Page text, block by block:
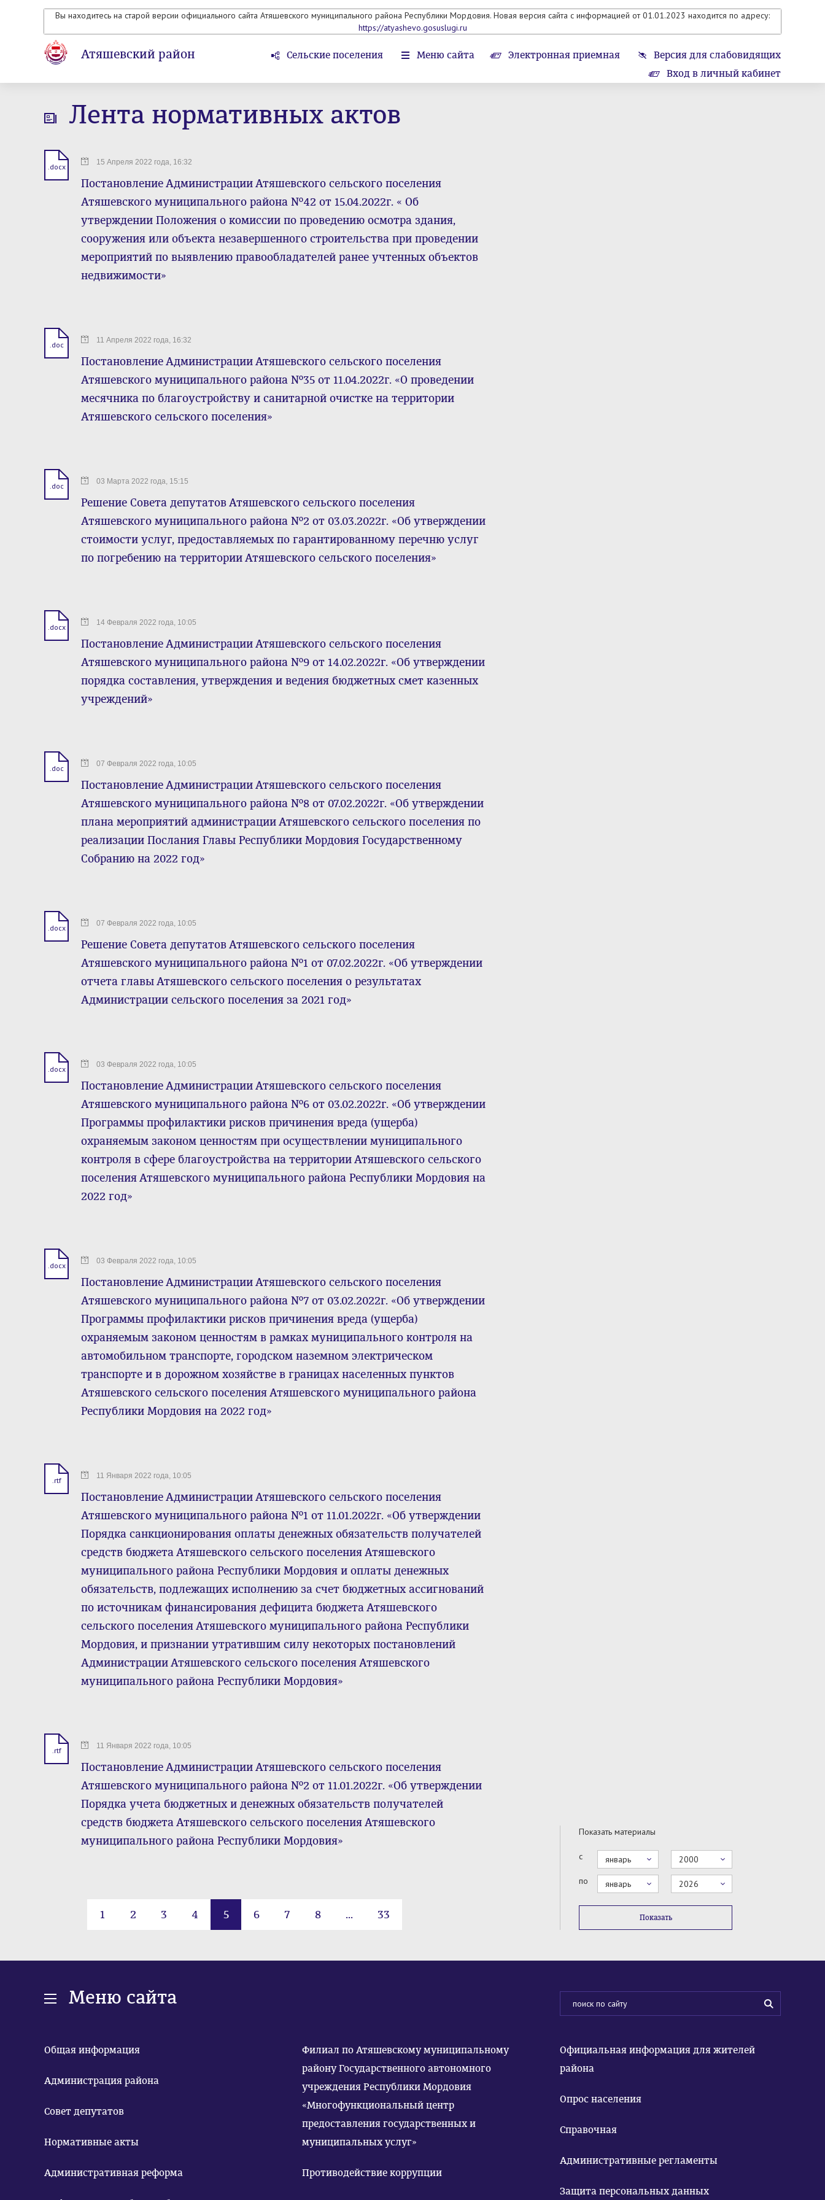
Вы находитесь на старой версии официального сайта Атяшевского муниципального района Республики Мордовия. Новая версия сайта с информацией от 01.01.2023 находится по адресу:
https://atyashevo.gosuslugi.ru
Атяшевский район Сельские поселения Меню сайта Электронная приемная
Версия для слабовидящих
Вход в личный кабинет
Лента нормативных актов
.docx 15 Апреля 2022 года, 16:32
Постановление Администрации Атяшевского сельского поселения
Атяшевского муниципального района №42 от 15.04.2022г. « Об
утверждении Положения о комиссии по проведению осмотра здания,
сооружения или объекта незавершенного строительства при проведении
мероприятий по выявлению правообладателей ранее учтенных объектов
недвижимости»
.doc 11 Апреля 2022 года, 16:32
Постановление Администрации Атяшевского сельского поселения
Атяшевского муниципального района №35 от 11.04.2022г. «О проведении
месячника по благоустройству и санитарной очистке на территории
Атяшевского сельского поселения»
.doc 03 Марта 2022 года, 15:15
Решение Совета депутатов Атяшевского сельского поселения
Атяшевского муниципального района №2 от 03.03.2022г. «Об утверждении
стоимости услуг, предоставляемых по гарантированному перечню услуг
по погребению на территории Атяшевского сельского поселения»
.docx 14 Февраля 2022 года, 10:05
Постановление Администрации Атяшевского сельского поселения
Атяшевского муниципального района №9 от 14.02.2022г. «Об утверждении
порядка составления, утверждения и ведения бюджетных смет казенных
учреждений»
.doc 07 Февраля 2022 года, 10:05
Постановление Администрации Атяшевского сельского поселения
Атяшевского муниципального района №8 от 07.02.2022г. «Об утверждении
плана мероприятий администрации Атяшевского сельского поселения по
реализации Послания Главы Республики Мордовия Государственному
Собранию на 2022 год»
.docx 07 Февраля 2022 года, 10:05
Решение Совета депутатов Атяшевского сельского поселения
Атяшевского муниципального района №1 от 07.02.2022г. «Об утверждении
отчета главы Атяшевского сельского поселения о результатах
Администрации сельского поселения за 2021 год»
.docx 03 Февраля 2022 года, 10:05
Постановление Администрации Атяшевского сельского поселения
Атяшевского муниципального района №6 от 03.02.2022г. «Об утверждении
Программы профилактики рисков причинения вреда (ущерба)
охраняемым законом ценностям при осуществлении муниципального
контроля в сфере благоустройства на территории Атяшевского сельского
поселения Атяшевского муниципального района Республики Мордовия на
2022 год»
.docx 03 Февраля 2022 года, 10:05
Постановление Администрации Атяшевского сельского поселения
Атяшевского муниципального района №7 от 03.02.2022г. «Об утверждении
Программы профилактики рисков причинения вреда (ущерба)
охраняемым законом ценностям в рамках муниципального контроля на
автомобильном транспорте, городском наземном электрическом
транспорте и в дорожном хозяйстве в границах населенных пунктов
Атяшевского сельского поселения Атяшевского муниципального района
Республики Мордовия на 2022 год»
.rtf 11 Января 2022 года, 10:05
Постановление Администрации Атяшевского сельского поселения
Атяшевского муниципального района №1 от 11.01.2022г. «Об утверждении
Порядка санкционирования оплаты денежных обязательств получателей
средств бюджета Атяшевского сельского поселения Атяшевского
муниципального района Республики Мордовия и оплаты денежных
обязательств, подлежащих исполнению за счет бюджетных ассигнований
по источникам финансирования дефицита бюджета Атяшевского
сельского поселения Атяшевского муниципального района Республики
Мордовия, и признании утратившим силу некоторых постановлений
Администрации Атяшевского сельского поселения Атяшевского
муниципального района Республики Мордовия»
.rtf 11 Января 2022 года, 10:05
Постановление Администрации Атяшевского сельского поселения
Атяшевского муниципального района №2 от 11.01.2022г. «Об утверждении
Порядка учета бюджетных и денежных обязательств получателей
средств бюджета Атяшевского сельского поселения Атяшевского
муниципального района Республики Мордовия»
1 2 3 4 5 6 7 8 ... 33
Показать материалы
с январь
2000
по
январь 2026
Показать
Меню сайта
Общая информация
Администрация района
Совет депутатов
Нормативные акты
Административная реформа
Филиал по Атяшевскому муниципальному
району Государственного автономного
учреждения Республики Мордовия
«Многофункциональный центр
предоставления государственных и
муниципальных услуг»
Противодействие коррупции
Официальная информация для жителей
района
Опрос населения
Справочная
Административные регламенты
Защита персональных данных